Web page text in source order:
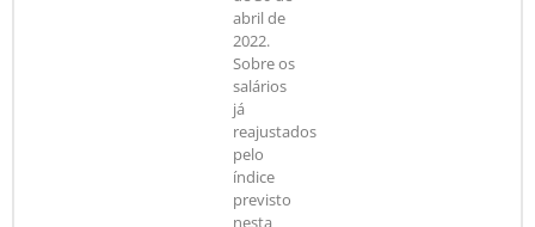
abril de
2022.
Sobre os
salários
já
reajustados
pelo
índice
previsto
nesta